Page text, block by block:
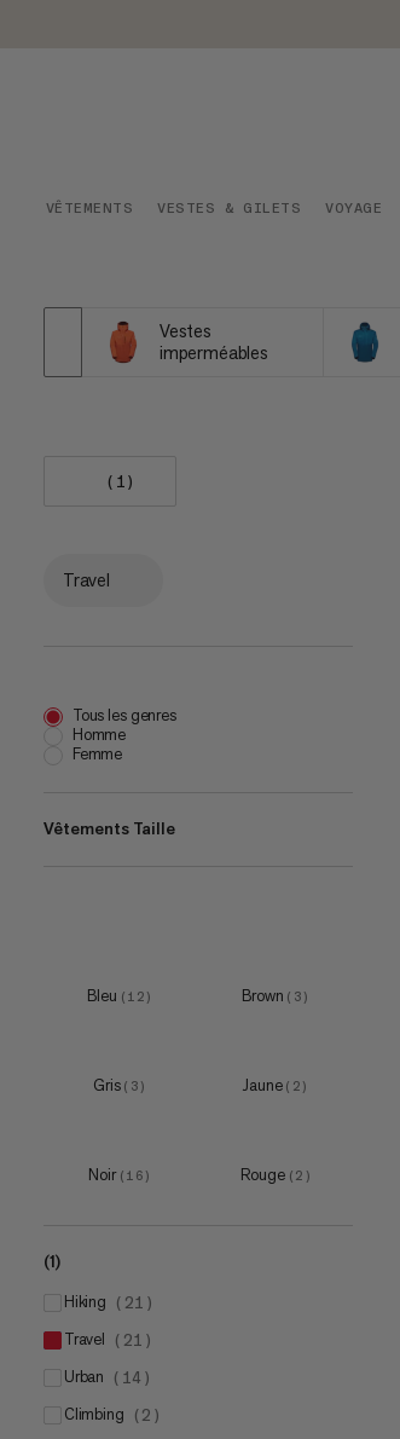
VÊTEMENTS VESTES & GILETS VOYAGE
Vestes
imperméables
(1)
Travel
Tous les genres
Homme
Femme
Vêtements Taille
( 9)
Bleu ( 12 ) Brown ( 3 )
Gris ( 3 ) Jaune ( 2 )
Noir ( 16 ) Rouge ( 2 )
(1)
hiking ( 21 )
travel ( 21 )
urban ( 14 )
climbing ( 2 )